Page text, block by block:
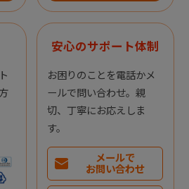
安心のサポート体制
お困りのことを電話かメ
ールで問い合わせ。親
切、丁寧にお応えしま
す。
メールで
お問い合わせ